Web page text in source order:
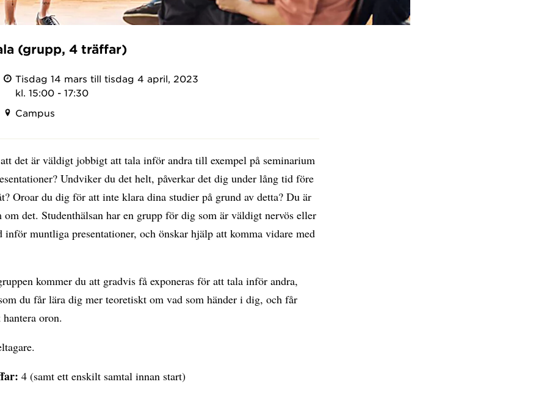
(grupp, 4 träffar)
Tisdag 14 mars till tisdag 4 april, 2023
kl. 15:00 - 17:30
Campus
det är väldigt jobbigt att tala inför andra till exempel på seminarium
Undviker du det helt, påverkar det dig under lång tid före
Oroar du dig för att inte klara dina studier på grund av detta? Du är
om det. Studenthälsan har en grupp för dig som är väldigt nervös eller
inför muntliga presentationer, och önskar hjälp att komma vidare med
kommer du att gradvis få exponeras för att tala inför andra,
du får lära dig mer teoretiskt om vad som händer i dig, och får
oron.
4 (samt ett enskilt samtal innan start)